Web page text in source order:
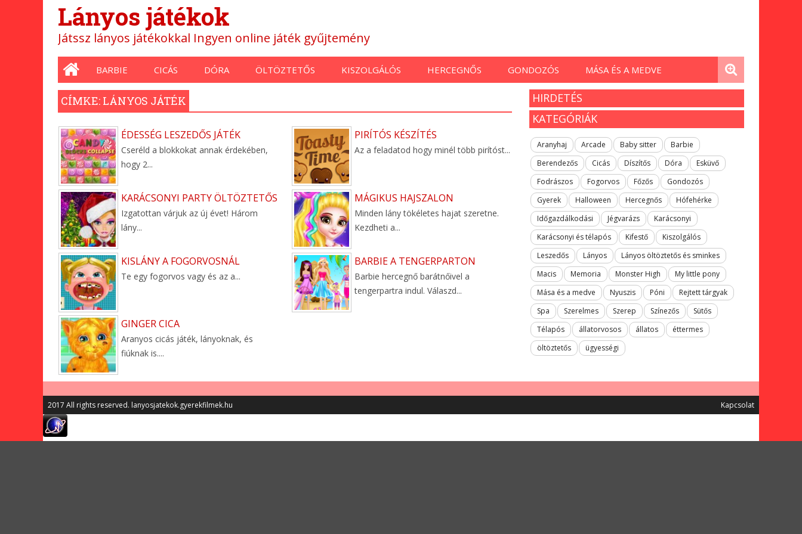
Lányos játékok
Játssz lányos játékokkal Ingyen online játék gyűjtemény
Main menu
BARBIE CICÁS DÓRA ÖLTÖZTETŐS KISZOLGÁLÓS HERCEGNŐS GONDOZÓS MÁSA ÉS A MEDVE
CÍMKE: LÁNYOS JÁTÉK
ÉDESSÉG LESZEDŐS JÁTÉK
Cseréld a blokkokat annak érdekében,
hogy 2...
PIRÍTÓS KÉSZÍTÉS
Az a feladatod hogy minél több pirítóst...
KARÁCSONYI PARTY ÖLTÖZTETŐS
Izgatottan várjuk az új évet! Három
lány...
MÁGIKUS HAJSZALON
Minden lány tökéletes hajat szeretne.
Kezdheti a...
KISLÁNY A FOGORVOSNÁL
Te egy fogorvos vagy és az a...
BARBIE A TENGERPARTON
Barbie hercegnő barátnőivel a
tengerpartra indul. Válaszd...
GINGER CICA
Aranyos cicás játék, lányoknak, és
fiúknak is....
HIRDETÉS
KATEGÓRIÁK
Aranyhaj Arcade Baby sitter
Barbie
Berendezős
Cicás Díszítős Dóra
Esküvő
Fodrászos
Fogorvos Főzős
Gondozós
Gyerek
Halloween Hercegnős
Hófehérke
Időgazdálkodási
Jégvarázs
Karácsonyi
Karácsonyi és télapós
Kifestő
Kiszolgálós
Leszedős
Lányos
Lányos öltöztetős és sminkes
Macis
Memoria Monster High
My little pony
Mása és a medve
Nyuszis Póni
Rejtett tárgyak
Spa
Szerelmes Szerep Színezős
Sütős
Télapós
állatorvosos állatos
éttermes
öltöztetős
ügyességi
2017 All rights reserved. lanyosjatekok.gyerekfilmek.hu Kapcsolat